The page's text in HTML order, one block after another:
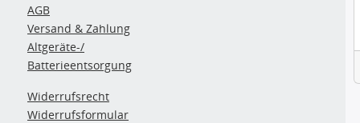
AGB
Versand & Zahlung
Altgeräte-/
Batterieentsorgung
Widerrufsrecht
Widerrufsformular